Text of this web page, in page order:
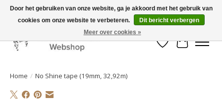
Mooi werk, snelle levering!
Verlanglijst
Home / No Shine tape (19mm, 32,92m)
Door het gebruiken van onze website, ga je akkoord met het gebruik van
cookies om onze website te verbeteren.
Dit bericht verbergen
Meer over cookies »